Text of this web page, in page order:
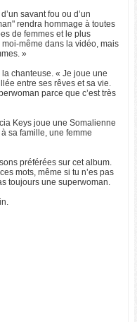
savant fou ou d’un
rendra hommage à toutes
de femmes et le plus
même dans la vidéo, mais
»
chanteuse. « Je joue une
entre ses rêves et sa vie.
parce que c’est très
Keys joue une Somalienne
sa famille, une femme
préférées sur cet album.
mots, même si tu n’es pas
toujours une superwoman.